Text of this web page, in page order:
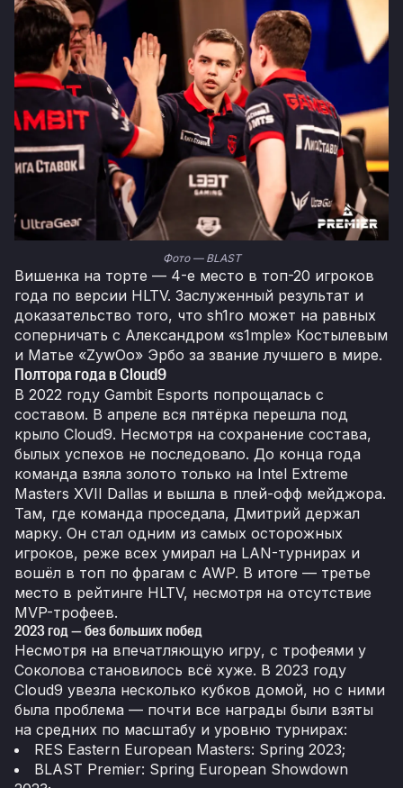
Фото — BLAST
Вишенка на торте — 4-е место в топ-20 игроков
года по версии HLTV. Заслуженный результат и
доказательство того, что sh1ro может на равных
соперничать с Александром «s1mple» Костылевым
и Матье «ZywOo» Эрбо за звание лучшего в мире.
Полтора года в Cloud9
В 2022 году Gambit Esports попрощалась с
составом. В апреле вся пятёрка перешла под
крыло Cloud9. Несмотря на сохранение состава,
былых успехов не последовало. До конца года
команда взяла золото только на Intel Extreme
Masters XVII Dallas и вышла в плей-офф мейджора.
Там, где команда проседала, Дмитрий держал
марку. Он стал одним из самых осторожных
игроков, реже всех умирал на LAN-турнирах и
вошёл в топ по фрагам с AWP. В итоге — третье
место в рейтинге HLTV, несмотря на отсутствие
MVP-трофеев.
2023 год — без больших побед
Несмотря на впечатляющую игру, с трофеями у
Соколова становилось всё хуже. В 2023 году
Cloud9 увезла несколько кубков домой, но с ними
была проблема — почти все награды были взяты
на средних по масштабу и уровню турнирах:
RES Eastern European Masters: Spring 2023;
BLAST Premier: Spring European Showdown